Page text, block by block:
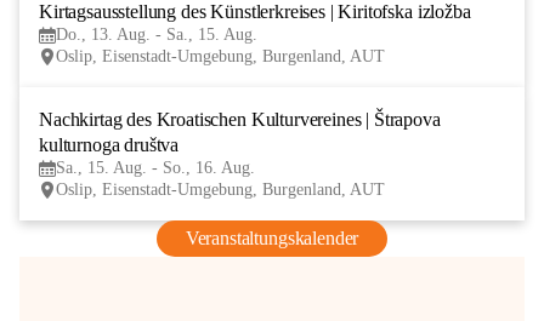
Kirtagsausstellung des Künstlerkreises | Kiritofska izložba
Do., 13. Aug. - Sa., 15. Aug.
Oslip, Eisenstadt-Umgebung, Burgenland, AUT
Nachkirtag des Kroatischen Kulturvereines | Štrapova
kulturnoga društva
Sa., 15. Aug. - So., 16. Aug.
Oslip, Eisenstadt-Umgebung, Burgenland, AUT
Veranstaltungskalender